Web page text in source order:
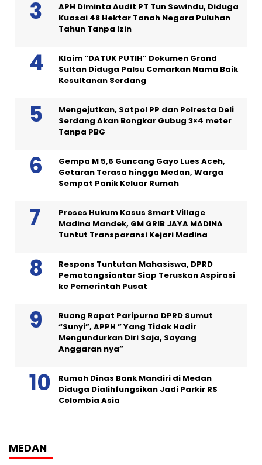
APH Diminta Audit PT Tun Sewindu, Diduga
Kuasai 48 Hektar Tanah Negara Puluhan
Tahun Tanpa Izin
Klaim “DATUK PUTIH” Dokumen Grand
Sultan Diduga Palsu Cemarkan Nama Baik
Kesultanan Serdang
Mengejutkan, Satpol PP dan Polresta Deli
Serdang Akan Bongkar Gubug 3×4 meter
Tanpa PBG
Gempa M 5,6 Guncang Gayo Lues Aceh,
Getaran Terasa hingga Medan, Warga
Sempat Panik Keluar Rumah
Proses Hukum Kasus Smart Village
Madina Mandek, GM GRIB JAYA MADINA
Tuntut Transparansi Kejari Madina
Respons Tuntutan Mahasiswa, DPRD
Pematangsiantar Siap Teruskan Aspirasi
ke Pemerintah Pusat
Ruang Rapat Paripurna DPRD Sumut
“Sunyi”, APPH ” Yang Tidak Hadir
Mengundurkan Diri Saja, Sayang
Anggaran nya”
Rumah Dinas Bank Mandiri di Medan
Diduga Dialihfungsikan Jadi Parkir RS
Colombia Asia
MEDAN